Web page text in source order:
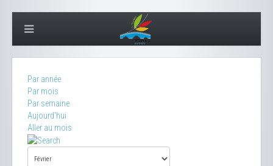
Par année
Par mois
Par semaine
Aujourd'hui
Aller au mois